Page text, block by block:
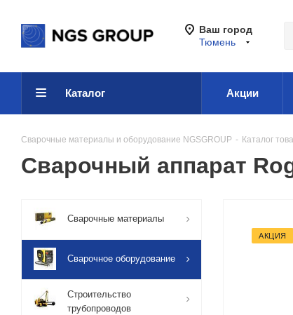
Ваш город
Тюмень
Каталог Акции
Сварочные материалы и оборудование NGSGROUP - Каталог
Сварочный аппарат
АКЦИЯ
Сварочные материалы
Сварочное оборудование
Строительство
трубопроводов